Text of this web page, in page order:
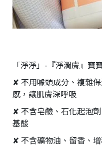
「淨淨」-『淨潤膚』寶
✘ 不用噱頭成分、複雜
感，讓肌膚深呼吸
✘ 不含皂鹼、石化起泡
基酸
✘ 不含礦物油、留香、